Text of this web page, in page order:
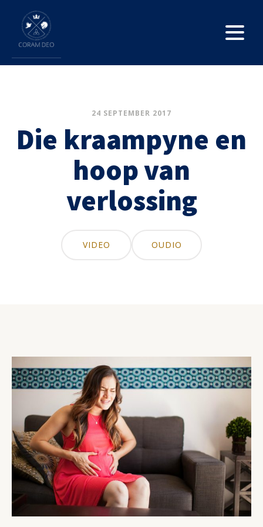
24 SEPTEMBER 2017
Die kraampyne en
hoop van
verlossing
VIDEO OUDIO